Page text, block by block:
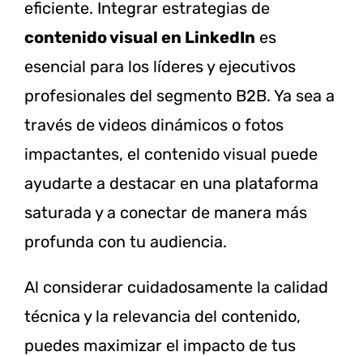
eficiente. Integrar estrategias de
contenido visual en LinkedIn es
esencial para los líderes y ejecutivos
profesionales del segmento B2B. Ya sea a
través de videos dinámicos o fotos
impactantes, el contenido visual puede
ayudarte a destacar en una plataforma
saturada y a conectar de manera más
profunda con tu audiencia.
Al considerar cuidadosamente la calidad
técnica y la relevancia del contenido,
puedes maximizar el impacto de tus